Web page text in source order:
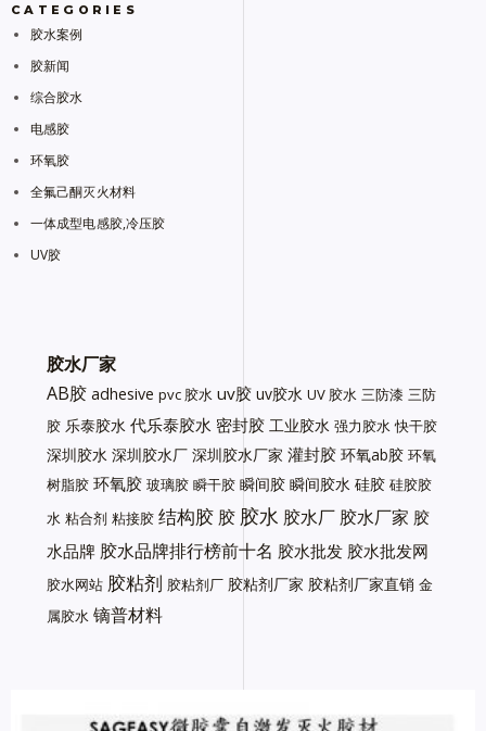
CATEGORIES
胶水案例
胶新闻
综合胶水
电感胶
环氧胶
全氟己酮灭火材料
一体成型电感胶,冷压胶
UV胶
胶水厂家
AB胶 adhesive pvc 胶水 uv胶 uv胶水 UV 胶水 三防漆 三防
胶 乐泰胶水 代乐泰胶水 密封胶 工业胶水 强力胶水 快干胶
深圳胶水 深圳胶水厂 深圳胶水厂家 灌封胶 环氧ab胶 环氧
树脂胶 环氧胶 玻璃胶 瞬干胶 瞬间胶 瞬间胶水 硅胶 硅胶胶
水 粘合剂 粘接胶 结构胶胶 胶水 胶水厂胶水厂家 胶
水品牌 胶水品牌排行榜前十名 胶水批发 胶水批发网
胶水网站 胶粘剂 胶粘剂厂 胶粘剂厂家 胶粘剂厂家直销 金
属胶水 镝普材料